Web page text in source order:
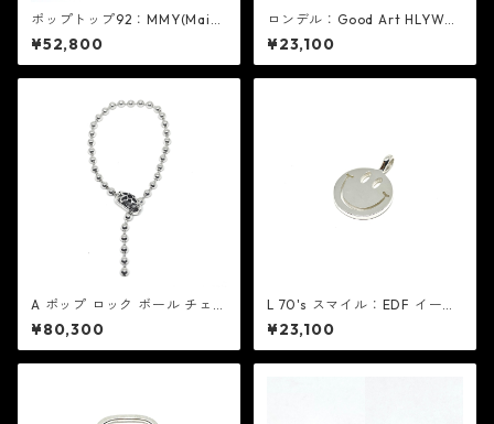
ポップトップ92：MMY(Maiso
n MIHARA YASUHIRO) メゾン
¥52,800
ロンデル：Good Art HLYWD
グッド アート ハリウッド
¥23,100
A ポップ ロック ボール チェー
ン ブレスレット V2：Good A
rt HLYWD グッド アート ハリ
ウッド
¥80,300
L 70's スマイル：EDF イーデ
ィーエフ
¥23,100